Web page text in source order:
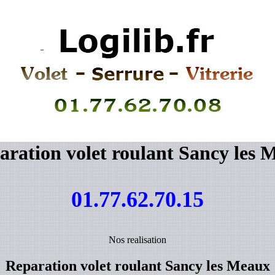
volet roulant Sancy les
01.77.62.70.15
Nos realisation
Reparation volet roulant Sancy les Meaux